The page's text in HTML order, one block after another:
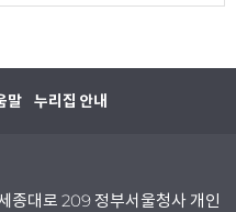
말 누리집 안내
종대로 209 정부서울청사 개인